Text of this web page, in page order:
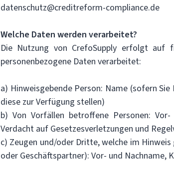
datenschutz@creditreform-compliance.de
Welche Daten werden verarbeitet?
Die Nutzung von CrefoSupply erfolgt auf
personenbezogene Daten verarbeitet:
a) Hinweisgebende Person: Name (sofern
diese zur Verfügung stellen)
b) Von Vorfällen betroffene Personen:
Verdacht auf Gesetzesverletzungen und
c) Zeugen und/oder Dritte, welche im
oder Geschäftspartner): Vor- und Nachname,